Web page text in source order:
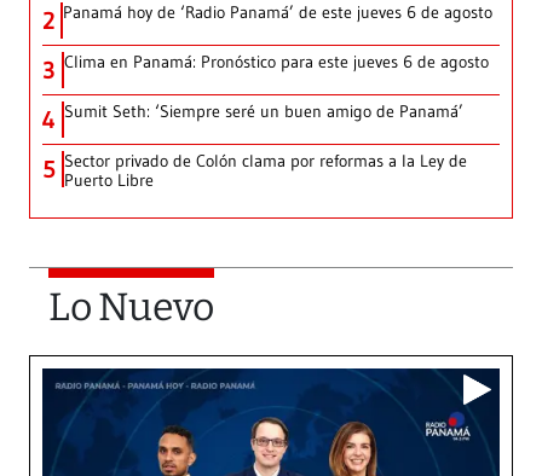
2 Panamá hoy de ‘Radio Panamá’ de este jueves 6 de agosto
3 Clima en Panamá: Pronóstico para este jueves 6 de agosto
4 Sumit Seth: ‘Siempre seré un buen amigo de Panamá’
5 Sector privado de Colón clama por reformas a la Ley de
Puerto Libre
Lo Nuevo